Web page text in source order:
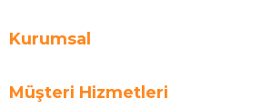
Kurumsal
Müşteri Hizmetleri